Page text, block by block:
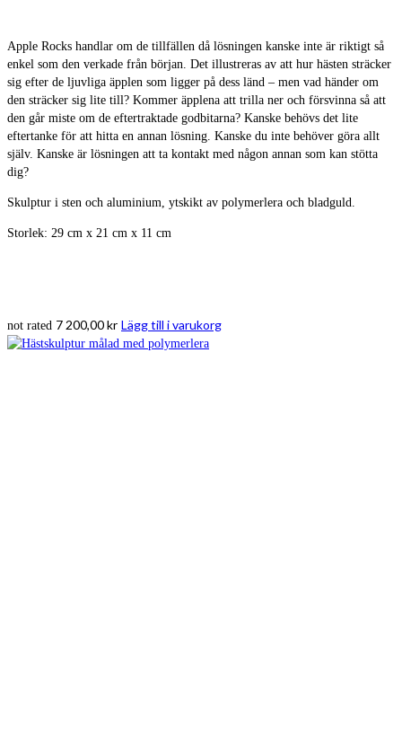
Apple Rocks handlar om de tillfällen då lösningen kanske inte är riktigt så
enkel som den verkade från början. Det illustreras av att hur hästen sträcker
sig efter de ljuvliga äpplen som ligger på dess länd – men vad händer om
den sträcker sig lite till? Kommer äpplena att trilla ner och försvinna så att
den går miste om de eftertraktade godbitarna? Kanske behövs det lite
eftertanke för att hitta en annan lösning. Kanske du inte behöver göra allt
själv. Kanske är lösningen att ta kontakt med någon annan som kan stötta
dig?
Skulptur i sten och aluminium, ytskikt av polymerlera och bladguld.
Storlek: 29 cm x 21 cm x 11 cm
not rated 7 200,00kr Lägg till i varukorg